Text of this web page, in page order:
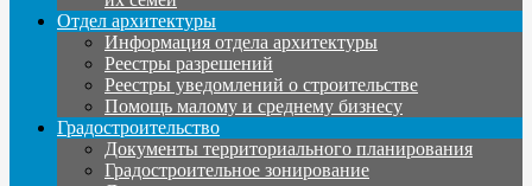
Отдел архитектуры
Информация отдела архитектуры
Реестры разрешений
Реестры уведомлений о строительстве
Помощь малому и среднему бизнесу
Градостроительство
Документы территориального планирования
Градостроительное зонирование